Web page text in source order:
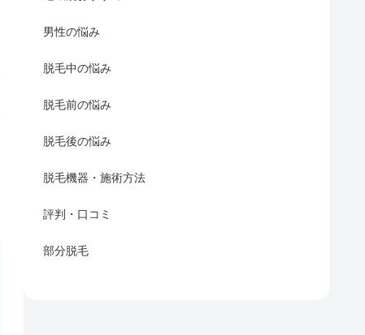
男性の悩み
脱毛中の悩み
脱毛前の悩み
脱毛後の悩み
脱毛機器・施術方法
評判・口コミ
部分脱毛